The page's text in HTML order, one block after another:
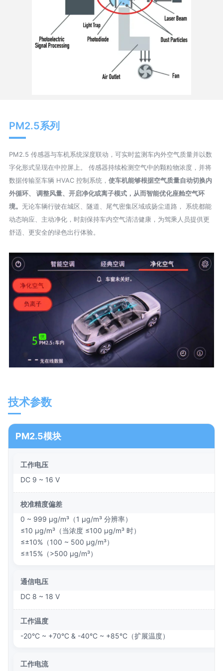
PM2.5系列
PM2.5 传感器与车机系统深度联动，可实时监测车内外空气质量并以数
字化形式呈现在中控屏上。 传感器持续检测空气中的颗粒物浓度，并将
数据传输至车辆 HVAC 控制系统， 使车机能够根据空气质量自动切换内
外循环、 调整风量、开启净化或离子模式，从而智能优化座舱空气环
境。 无论车辆行驶在城区、隧道、尾气密集区域或扬尘道路， 系统都能
动态响应、主动净化，时刻保持车内空气清洁健康，为驾乘人员提供更
舒适、更安全的绿色出行体验。
技术参数
PM2.5模块
工作电压
DC 9 ~ 16 V
校准精度偏差
0 ~ 999 μg/m³（1 μg/m³ 分辨率）
≤10 μg/m³（当浓度 ≤100 μg/m³ 时）
≤±10%（100 ~ 500 μg/m³）
≤±15%（>500 μg/m³）
通信电压
DC 8 ~ 18 V
工作温度
-20°C ~ +70°C & -40°C ~ +85°C（扩展温度）
工作电流